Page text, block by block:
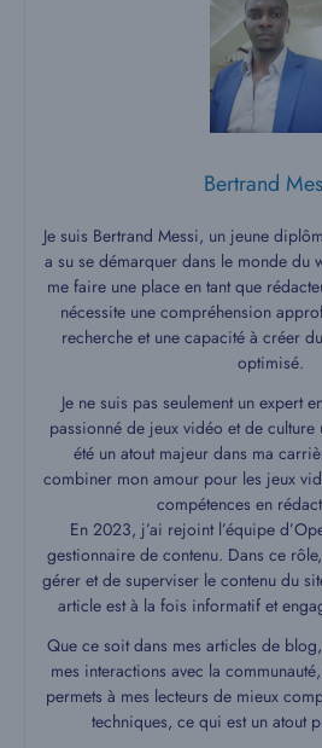
Bertrand
Je suis Bertrand Messi, un jeune
a su se démarquer dans le monde du
me faire une place en tant que
nécessite une compréhension
recherche et une capacité à créer
optimisé.
Je ne suis pas seulement un expert
passionné de jeux vidéo et de culture
été un atout majeur dans ma
combiner mon amour pour les jeux
compétences en
En 2023, j’ai rejoint l’équipe
gestionnaire de contenu. Dans ce
gérer et de superviser le contenu du
article est à la fois informatif et
Que ce soit dans mes articles de
mes interactions avec la
permets à mes lecteurs de mieux
techniques, ce qui est un atout